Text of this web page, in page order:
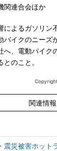
関連合会ほか
よるガソリン
バイクのニーズ
へ、電動バイク
のこと。
関連情報
震災被害ホット